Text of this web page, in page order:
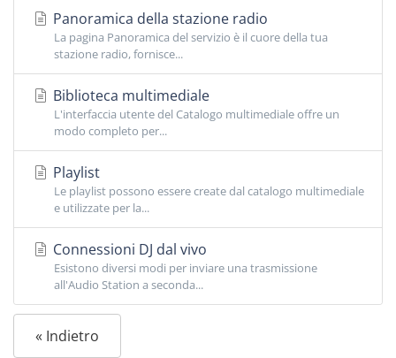
Panoramica della stazione radio
La pagina Panoramica del servizio è il cuore della tua
stazione radio, fornisce...
Biblioteca multimediale
L'interfaccia utente del Catalogo multimediale offre un
modo completo per...
Playlist
Le playlist possono essere create dal catalogo multimediale
e utilizzate per la...
Connessioni DJ dal vivo
Esistono diversi modi per inviare una trasmissione
all'Audio Station a seconda...
« Indietro